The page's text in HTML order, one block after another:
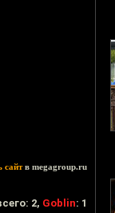
сайтв megagroup.ru
2, Goblin: 1